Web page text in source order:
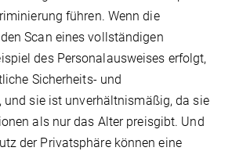
führen. Wenn die
Scan eines vollständigen
des Personalausweises erfolgt,
Sicherheits- und
und sie ist unverhältnismäßig, da sie
als nur das Alter preisgibt. Und
der Privatsphäre können eine